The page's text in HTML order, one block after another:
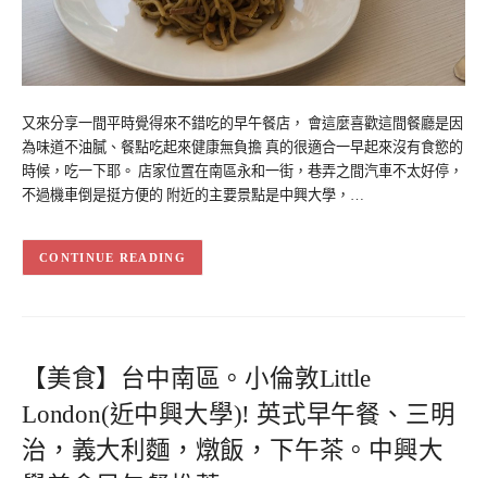
又來分享一間平時覺得來不錯吃的早午餐店， 會這麼喜歡這間餐廳是因
為味道不油膩、餐點吃起來健康無負擔 真的很適合一早起來沒有食慾的
時候，吃一下耶。 店家位置在南區永和一街，巷弄之間汽車不太好停，
不過機車倒是挺方便的 附近的主要景點是中興大學，…
CONTINUE READING
【美食】台中南區。小倫敦Little
London(近中興大學)! 英式早午餐、三明
治，義大利麵，燉飯，下午茶。中興大